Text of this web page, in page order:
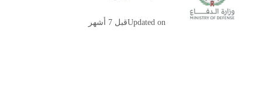
Updated onقبل 7 أشهر